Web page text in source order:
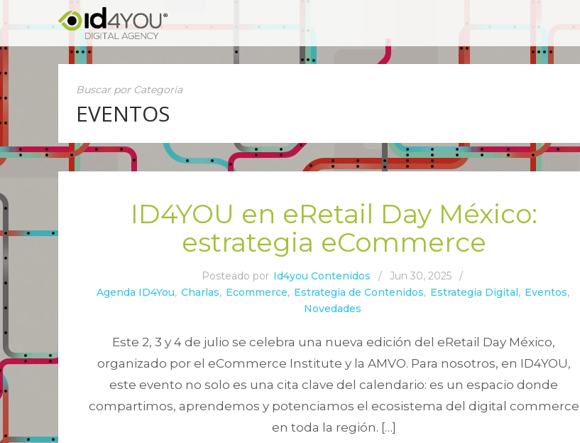
Buscar por Categoría
EVENTOS
ID4YOU en eRetail Day México:
estrategia eCommerce
Posteado por Id4you Contenidos / Jun 30, 2025
/
Agenda ID4You, Charlas, Ecommerce, Estrategia de Contenidos, Estrategia Digital, Eventos,
Novedades
Este 2, 3 y 4 de julio se celebra una nueva edición del eRetail Day México,
organizado por el eCommerce Institute y la AMVO. Para nosotros, en ID4YOU,
este evento no solo es una cita clave del calendario: es un espacio donde
compartimos, aprendemos y potenciamos el ecosistema del digital commerce
en toda la región. […]